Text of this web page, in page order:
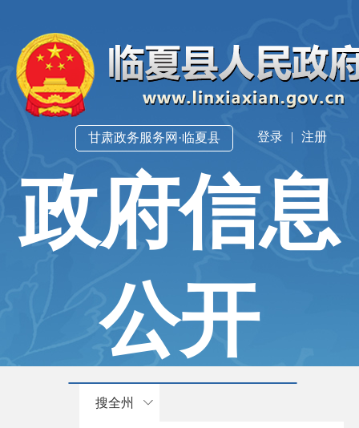
登录 | 注册
甘肃政务服务网·临夏县
政府信息
公开
搜全州